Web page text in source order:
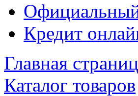
Кредит
Главная
Каталог товаров